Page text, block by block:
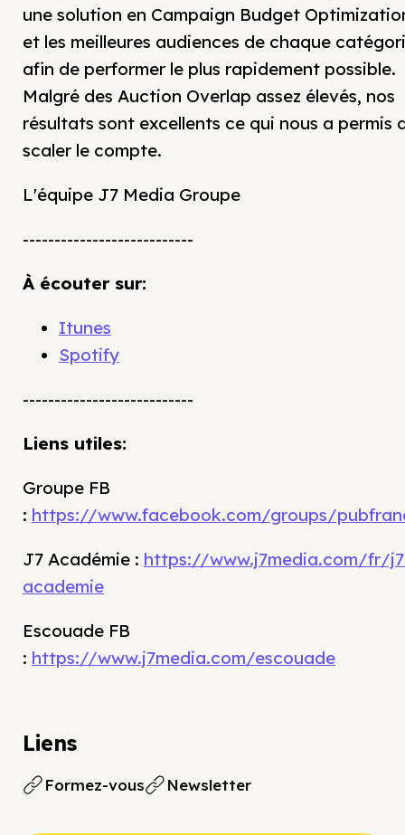
une solution en Campaign Budget
et les meilleures audiences de chaque
afin de performer le plus rapidement possible.
Malgré des Auction Overlap assez élevés, nos
résultats sont excellents ce qui nous a permis
scaler le compte.
L'équipe J7 Media Groupe
---------------------------
À écouter sur:
Itunes
Spotify
---------------------------
Liens utiles:
Groupe FB
: https://www.facebook.com/groups/
J7 Académie : https://www.j7media.com/fr/
academie
Escouade FB
: https://www.j7media.com/escouade
Liens
Formez-vous Newsletter